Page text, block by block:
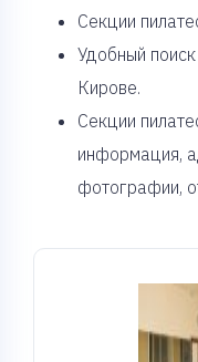
Cекции
Удобный
Кирове.
Секции
информация,
фотографии,